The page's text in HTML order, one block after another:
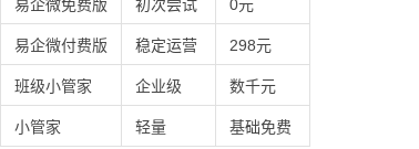
易企微免费版 初次尝试 0元
易企微付费版 稳定运营 298元
班级小管家 企业级 数千元
小管家 轻量 基础免费